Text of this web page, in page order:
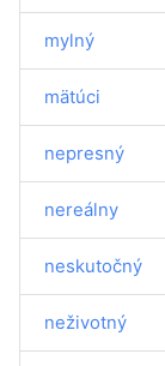
mylný
mätúci
nepresný
nereálny
neskutočný
neživotný